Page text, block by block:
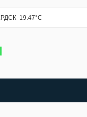
19.47°C